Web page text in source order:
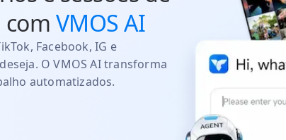
VMOS AI
Facebook, IG e
O VMOS AI transforma
automatizados.